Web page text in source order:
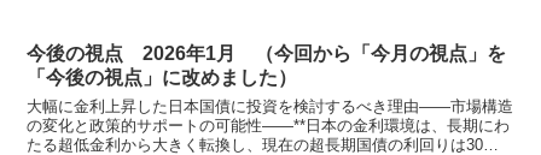
今後の視点 2026年1月 （今回から「今月の視点」を
「今後の視点」に改めました）
大幅に金利上昇した日本国債に投資を検討するべき理由――市場構造
の変化と政策的サポートの可能性――**日本の金利環境は、長期にわ
たる超低金利から大きく転換し、現在の超長期国債の利回りは30年